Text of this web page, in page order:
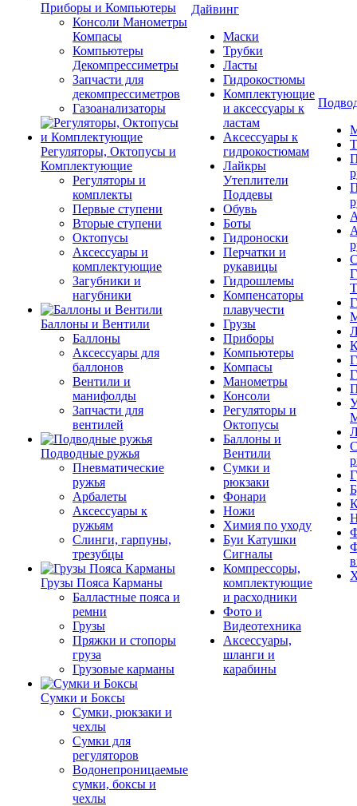
Приборы и Компьютеры
Консоли Манометры
Компасы
Компьютеры
Декомпрессиметры
Запчасти для
декомпрессиметров
Газоанализаторы
Регуляторы, Октопусы и
Комплектующие
Регуляторы и
комплекты
Первые ступени
Вторые ступени
Октопусы
Аксессуары и
комплектующие
Загубники и
нагубники
Баллоны и Вентили
Баллоны
Аксессуары для
баллонов
Вентили и
манифолды
Запчасти для
вентилей
Подводные ружья
Пневматические
ружья
Арбалеты
Аксессуары к
ружьям
Слинги, гарпуны,
трезубцы
Грузы Пояса Карманы
Балластные пояса и
ремни
Грузы
Пряжки и стопоры
груза
Грузовые карманы
Сумки и Боксы
Сумки, рюкзаки и
чехлы
Сумки для
регуляторов
Водонепроницаемые
сумки, боксы и
чехлы
Дайвинг
Маски
Трубки
Ласты
Гидрокостюмы
Комплектующие
и аксессуары к
ластам
Аксессуары к
гидрокостюмам
Лайкры
Утеплители
Поддевы
Обувь
Боты
Гидроноски
Перчатки и
рукавицы
Гидрошлемы
Компенсаторы
плавучести
Грузы
Приборы
Компьютеры
Компасы
Манометры
Консоли
Регуляторы и
Октопусы
Баллоны и
Вентили
Сумки и
рюкзаки
Фонари
Ножи
Химия по уходу
Буи Катушки
Сигналы
Компрессоры,
комплектующие
и расходники
Фото и
Видеотехника
Аксессуары,
шланги и
карабины